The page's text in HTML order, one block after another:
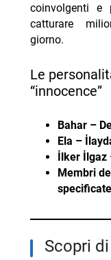
coinvolgenti e
catturare
giorno.
le personalità coinvolte nella serie
“innocence”
Bahar –
Ela –
İlker
Membri
Scopri